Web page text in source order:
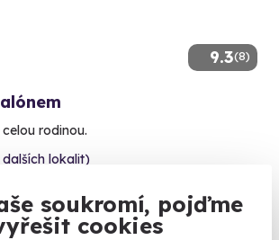
soukromí, pojďme
cookies
9.3(8)
rodinou.
lokalit)